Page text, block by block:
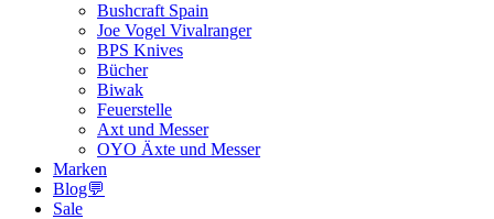
Bushcraft Spain
Joe Vogel Vivalranger
BPS Knives
Bücher
Biwak
Feuerstelle
Axt und Messer
OYO Äxte und Messer
Marken
Blog💬
Sale